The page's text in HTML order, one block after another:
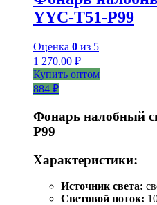
YYC-T51-P99
Оценка 0 из 5
1 270.00 ₽
Купить оптом
884 ₽
Фонарь налобный
P99
Характеристики:
Источник света:
Световой поток: